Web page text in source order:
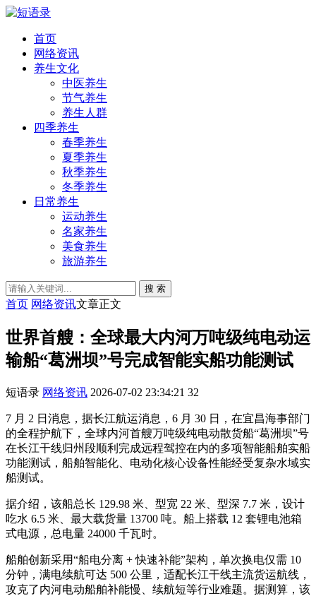
首页
网络资讯
养生文化
中医养生
节气养生
养生人群
四季养生
春季养生
夏季养生
秋季养生
冬季养生
日常养生
运动养生
名家养生
美食养生
旅游养生
搜 索
首页 网络资讯文章正文
世界首艘：全球最大内河万吨级纯电动运
输船“葛洲坝”号完成智能实船功能测试
短语录 网络资讯 2026-07-02 23:34:21 32
7 月 2 日消息，据长江航运消息，6 月 30 日，在宜昌海事部门
的全程护航下，全球内河首艘万吨级纯电动散货船“葛洲坝”号
在长江干线归州段顺利完成远程驾控在内的多项智能船舶实船
功能测试，船舶智能化、电动化核心设备性能经受复杂水域实
船测试。
据介绍，该船总长 129.98 米、型宽 22 米、型深 7.7 米，设计
吃水 6.5 米、最大载货量 13700 吨。船上搭载 12 套锂电池箱
式电源，总电量 24000 千瓦时。
船舶创新采用“船电分离 + 快速补能”架构，单次换电仅需 10
分钟，满电续航可达 500 公里，适配长江干线主流货运航线，
攻克了内河电动船舶补能慢、续航短等行业难题。据测算，该